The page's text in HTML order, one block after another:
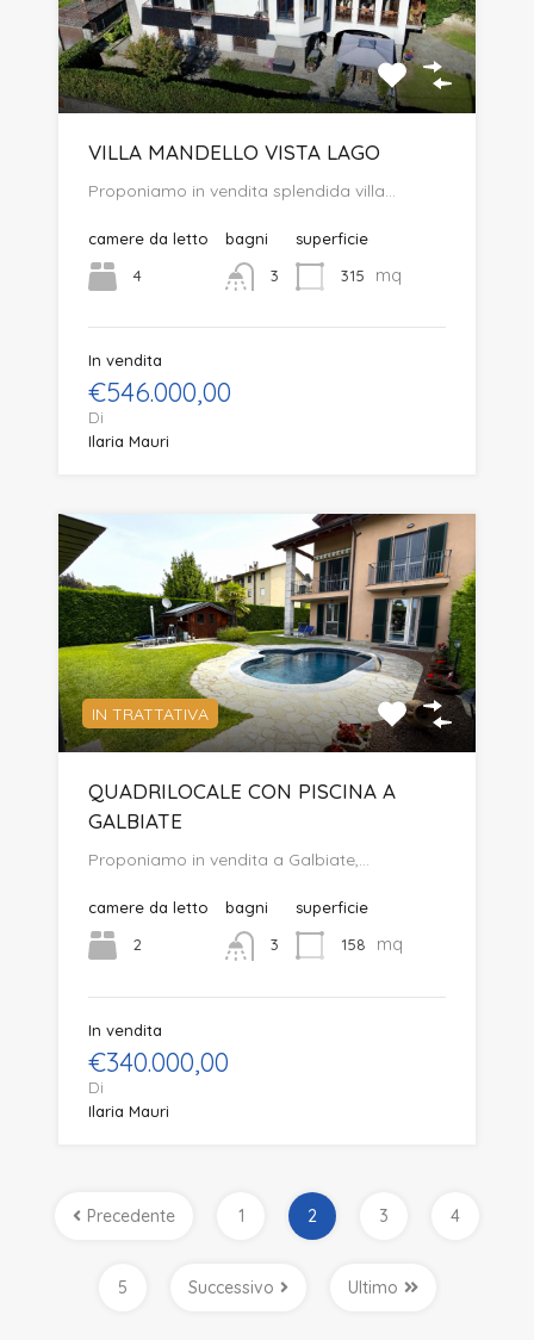
VILLA MANDELLO VISTA LAGO
Proponiamo in vendita splendida villa…
camere da letto
4
bagni
3
superficie
315
mq
In vendita
€546.000,00
Di
Ilaria Mauri
IN TRATTATIVA
QUADRILOCALE CON PISCINA A
GALBIATE
Proponiamo in vendita a Galbiate,…
camere da letto
2
bagni
3
superficie
158
mq
In vendita
€340.000,00
Di
Ilaria Mauri
Precedente 1 2 3 4
5 Successivo Ultimo